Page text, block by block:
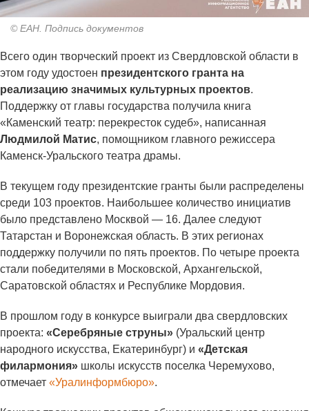
© ЕАН. Подпись документов
Всего один творческий проект из Свердловской области в
этом году удостоен президентского гранта на
реализацию значимых культурных проектов.
Поддержку от главы государства получила книга
«Каменский театр: перекресток судеб», написанная
Людмилой Матис, помощником главного режиссера
Каменск-Уральского театра драмы.
В текущем году президентские гранты были распределены
среди 103 проектов. Наибольшее количество инициатив
было представлено Москвой — 16. Далее следуют
Татарстан и Воронежская область. В этих регионах
поддержку получили по пять проектов. По четыре проекта
стали победителями в Московской, Архангельской,
Саратовской областях и Республике Мордовия.
В прошлом году в конкурсе выиграли два свердловских
проекта: «Серебряные струны» (Уральский центр
народного искусства, Екатеринбург) и «Детская
филармония» школы искусств поселка Черемухово,
отмечает «Уралинформбюро».